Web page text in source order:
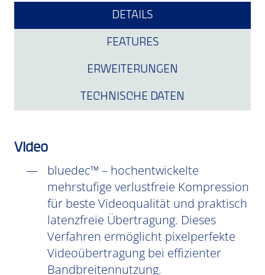
DETAILS
FEATURES
ERWEITERUNGEN
TECHNISCHE DATEN
Video
bluedec™ – hochentwickelte
mehrstufige verlustfreie Kompression
für beste Videoqualität und praktisch
latenzfreie Übertragung. Dieses
Verfahren ermöglicht pixelperfekte
Videoübertragung bei effizienter
Bandbreitennutzung.